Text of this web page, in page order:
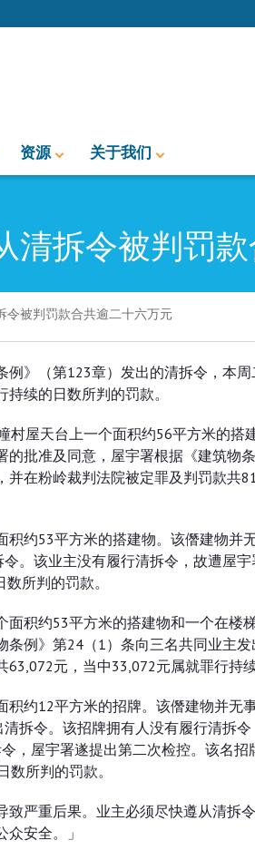
资源 关于我们
清拆令被判罚
令被判罚款合共逾二十六万元
罚款合共逾二十六万
》（第123章）发出的清拆令，本
续的日数所判的罚款。
屋天台上一个面积约56平方米的搭
批准及同意，屋宇署根据《建筑物
在粉岭裁判法院被定罪及判罚款共
约53平方米的搭建物。该僭建物并
。该业主没有履行清拆令，故遭屋
所判的罚款。
积约53平方米的搭建物和一个在楼
例》第24（1）条向三名共同业主发
元，当中33,072元属就罪行持
约12平方米的招牌。该僭建物并无
拆令。该招牌拥有人没有履行清拆
，屋宇署遂提出第二次检控。该名
所判的罚款。
严重后果。业主必须尽快遵从清拆
安全。」